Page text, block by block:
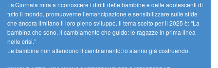
La Giornata mira a riconoscere i diritti delle bambine e delle adolescenti di
tutto il mondo, promuoverne l’emancipazione e sensibilizzare sulle sfide
che ancora limitano il loro pieno sviluppo. Il tema scelto per il 2025 è: “La
bambina che sono, il cambiamento che guido: le ragazze in prima linea
nelle crisi.”
Le bambine non attendono il cambiamento: lo stanno già costruendo.